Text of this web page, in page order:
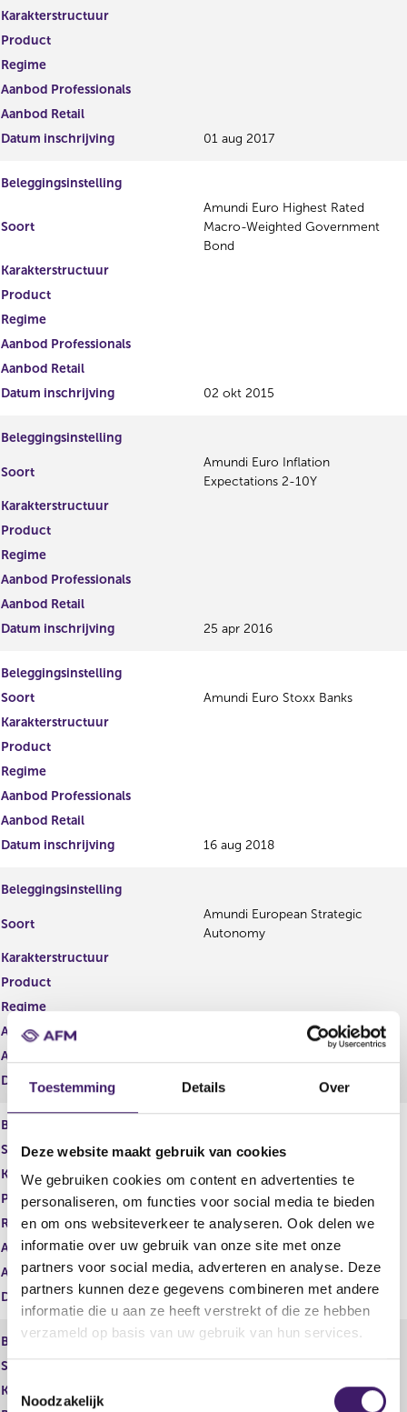
Toestemming Details Over
Deze website maakt gebruik van cookies
We gebruiken cookies om content en advertenties te
personaliseren, om functies voor social media te bieden
en om ons websiteverkeer te analyseren. Ook delen we
informatie over uw gebruik van onze site met onze
partners voor social media, adverteren en analyse. Deze
partners kunnen deze gegevens combineren met andere
informatie die u aan ze heeft verstrekt of die ze hebben
verzameld op basis van uw gebruik van hun services.
T
Noodzakelijk
Karakterstructuur
Product
Regime
Aanbod Professionals
Aanbod Retail
Datum inschrijving
01 aug 2017
Beleggingsinstelling
Soort
Amundi Euro Highest Rated
Macro-Weighted Government
Bond
Karakterstructuur
Product
Regime
Aanbod Professionals
Aanbod Retail
Datum inschrijving
02 okt 2015
Beleggingsinstelling
Soort
Amundi Euro Inflation
Expectations 2-10Y
Karakterstructuur
Product
Regime
Aanbod Professionals
Aanbod Retail
Datum inschrijving
25 apr 2016
Beleggingsinstelling
Soort
Amundi Euro Stoxx Banks
Karakterstructuur
Product
Regime
Aanbod Professionals
Aanbod Retail
Datum inschrijving
16 aug 2018
Beleggingsinstelling
Soort
Amundi European Strategic
Autonomy
Karakterstructuur
Product
Regime
Aanbod Professionals
Aanbod Retail
Datum inschrijving
03 okt 2025
Beleggingsinstelling
Soort
Amundi Fed Funds US Dollar Cash
Karakterstructuur
Product
Regime
Aanbod Professionals
Aanbod Retail
Datum inschrijving
26 mei 2015
Beleggingsinstelling
Soort
Karakterstructuur